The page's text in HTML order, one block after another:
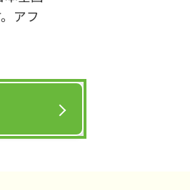
アフ